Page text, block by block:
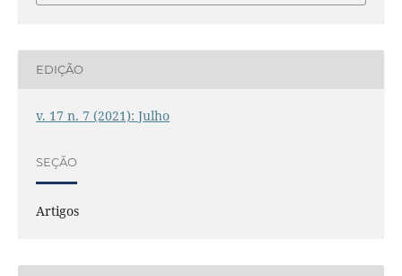
EDIÇÃO
v. 17 n. 7 (2021): Julho
SEÇÃO
Artigos